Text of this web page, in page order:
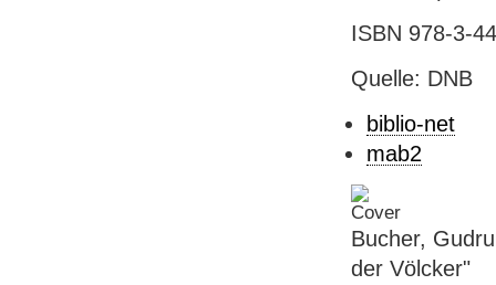
ISBN 978-3-
Quelle: DNB
biblio-net
mab2
Bucher,
der Völcker"